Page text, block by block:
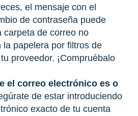
el mensaje con el
de contraseña puede
carpeta de correo no
la papelera por filtros de
proveedor. ¡Compruébalo
el correo electrónico es o
de estar introduciendo
exacto de tu cuenta